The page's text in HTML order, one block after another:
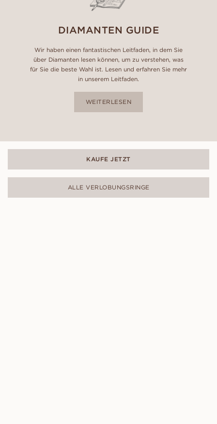
DIAMANTEN GUIDE
Wir haben einen fantastischen Leitfaden, in dem Sie
über Diamanten lesen können, um zu verstehen, was
für Sie die beste Wahl ist. Lesen und erfahren Sie mehr
in unserem Leitfaden.
WEITERLESEN
KAUFE JETZT
ALLE VERLOBUNGSRINGE